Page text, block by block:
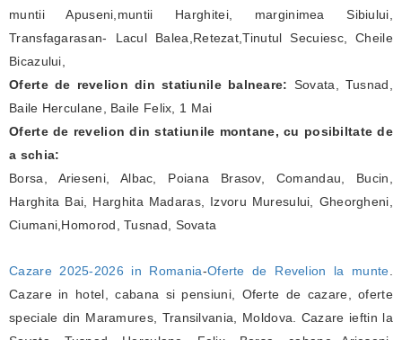
muntii Apuseni,muntii Harghitei, marginimea Sibiului,
Transfagarasan- Lacul Balea,Retezat,Tinutul Secuiesc, Cheile
Bicazului,
Oferte de revelion din statiunile balneare: Sovata, Tusnad,
Baile Herculane, Baile Felix, 1 Mai
Oferte de revelion din statiunile montane, cu posibiltate de
a schia:
Borsa, Arieseni, Albac, Poiana Brasov, Comandau, Bucin,
Harghita Bai, Harghita Madaras, Izvoru Muresului, Gheorgheni,
Ciumani,Homorod, Tusnad, Sovata
Cazare 2025-2026 in Romania-Oferte de Revelion la munte
Cazare in hotel, cabana si pensiuni, Oferte de cazare, oferte
speciale din Maramures, Transilvania, Moldova. Cazare ieftin la